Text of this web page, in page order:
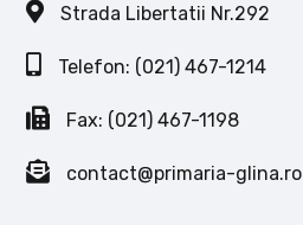
Strada Libertatii Nr.292
Telefon: (021) 467-1214
Fax: (021) 467-1198
contact@primaria-glina.ro